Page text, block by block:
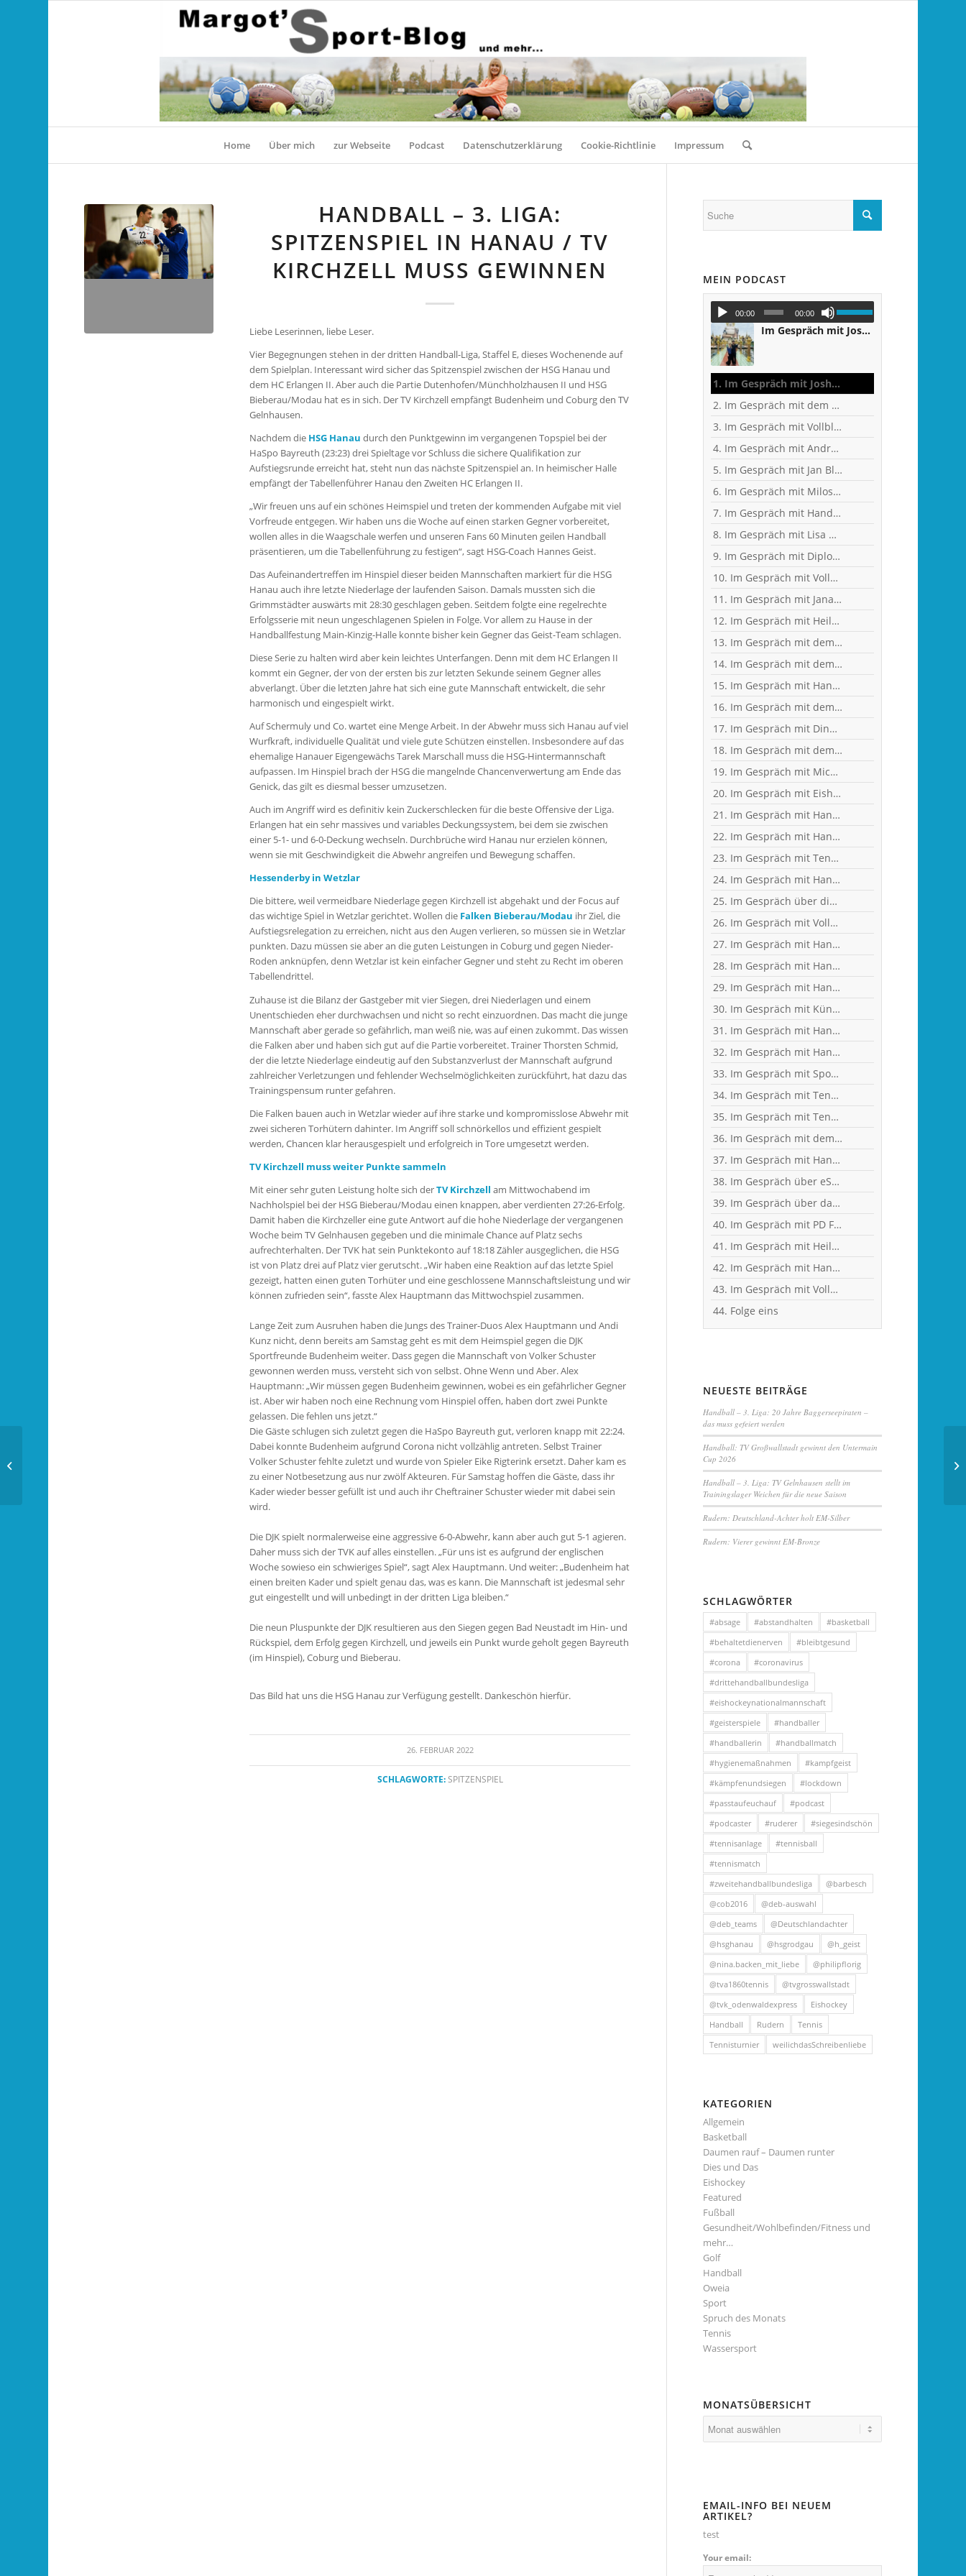
Home Über mich zur Webseite Podcast Datenschutzerklärung Cookie-Richtlinie Impressum
HANDBALL – 3. LIGA:
SPITZENSPIEL IN HANAU / TV
KIRCHZELL MUSS GEWINNEN
Liebe Leserinnen, liebe Leser.
Vier Begegnungen stehen in der dritten Handball-Liga, Staffel E, dieses Wochenende auf
dem Spielplan. Interessant wird sicher das Spitzenspiel zwischen der HSG Hanau und
dem HC Erlangen II. Aber auch die Partie Dutenhofen/Münchholzhausen II und HSG
Bieberau/Modau hat es in sich. Der TV Kirchzell empfängt Budenheim und Coburg den TV
Gelnhausen.
Nachdem die HSG Hanau durch den Punktgewinn im vergangenen Topspiel bei der
HaSpo Bayreuth (23:23) drei Spieltage vor Schluss die sichere Qualifikation zur
Aufstiegsrunde erreicht hat, steht nun das nächste Spitzenspiel an. In heimischer Halle
empfängt der Tabellenführer Hanau den Zweiten HC Erlangen II.
„Wir freuen uns auf ein schönes Heimspiel und treten der kommenden Aufgabe mit viel
Vorfreude entgegen. Wir haben uns die Woche auf einen starken Gegner vorbereitet,
wollen alles in die Waagschale werfen und unseren Fans 60 Minuten geilen Handball
präsentieren, um die Tabellenführung zu festigen“, sagt HSG-Coach Hannes Geist.
Das Aufeinandertreffen im Hinspiel dieser beiden Mannschaften markiert für die HSG
Hanau auch ihre letzte Niederlage der laufenden Saison. Damals mussten sich die
Grimmstädter auswärts mit 28:30 geschlagen geben. Seitdem folgte eine regelrechte
Erfolgsserie mit neun ungeschlagenen Spielen in Folge. Vor allem zu Hause in der
Handballfestung Main-Kinzig-Halle konnte bisher kein Gegner das Geist-Team schlagen.
Diese Serie zu halten wird aber kein leichtes Unterfangen. Denn mit dem HC Erlangen II
kommt ein Gegner, der von der ersten bis zur letzten Sekunde seinem Gegner alles
abverlangt. Über die letzten Jahre hat sich eine gute Mannschaft entwickelt, die sehr
harmonisch und eingespielt wirkt.
Auf Schermuly und Co. wartet eine Menge Arbeit. In der Abwehr muss sich Hanau auf viel
Wurfkraft, individuelle Qualität und viele gute Schützen einstellen. Insbesondere auf das
ehemalige Hanauer Eigengewächs Tarek Marschall muss die HSG-Hintermannschaft
aufpassen. Im Hinspiel brach der HSG die mangelnde Chancenverwertung am Ende das
Genick, das gilt es diesmal besser umzusetzen.
Auch im Angriff wird es definitiv kein Zuckerschlecken für die beste Offensive der Liga.
Erlangen hat ein sehr massives und variables Deckungssystem, bei dem sie zwischen
einer 5-1- und 6-0-Deckung wechseln. Durchbrüche wird Hanau nur erzielen können,
wenn sie mit Geschwindigkeit die Abwehr angreifen und Bewegung schaffen.
Hessenderby in Wetzlar
Die bittere, weil vermeidbare Niederlage gegen Kirchzell ist abgehakt und der Focus auf
das wichtige Spiel in Wetzlar gerichtet. Wollen die Falken Bieberau/Modau ihr Ziel, die
Aufstiegsrelegation zu erreichen, nicht aus den Augen verlieren, so müssen sie in Wetzlar
punkten. Dazu müssen sie aber an die guten Leistungen in Coburg und gegen Nieder-
Roden anknüpfen, denn Wetzlar ist kein einfacher Gegner und steht zu Recht im oberen
Tabellendrittel.
Zuhause ist die Bilanz der Gastgeber mit vier Siegen, drei Niederlagen und einem
Unentschieden eher durchwachsen und nicht so recht einzuordnen. Das macht die junge
Mannschaft aber gerade so gefährlich, man weiß nie, was auf einen zukommt. Das wissen
die Falken aber und haben sich gut auf die Partie vorbereitet. Trainer Thorsten Schmid,
der die letzte Niederlage eindeutig auf den Substanzverlust der Mannschaft aufgrund
zahlreicher Verletzungen und fehlender Wechselmöglichkeiten zurückführt, hat dazu das
Trainingspensum runter gefahren.
Die Falken bauen auch in Wetzlar wieder auf ihre starke und kompromisslose Abwehr mit
zwei sicheren Torhütern dahinter. Im Angriff soll schnörkellos und effizient gespielt
werden, Chancen klar herausgespielt und erfolgreich in Tore umgesetzt werden.
TV Kirchzell muss weiter Punkte sammeln
Mit einer sehr guten Leistung holte sich derTV Kirchzell am Mittwochabend im
Nachholspiel bei der HSG Bieberau/Modau einen knappen, aber verdienten 27:26-Erfolg.
Damit haben die Kirchzeller eine gute Antwort auf die hohe Niederlage der vergangenen
Woche beim TV Gelnhausen gegeben und die minimale Chance auf Platz sechs
aufrechterhalten. Der TVK hat sein Punktekonto auf 18:18 Zähler ausgeglichen, die HSG
ist von Platz drei auf Platz vier gerutscht. „Wir haben eine Reaktion auf das letzte Spiel
gezeigt, hatten einen guten Torhüter und eine geschlossene Mannschaftsleistung und wir
können zufrieden sein“, fasste Alex Hauptmann das Mittwochspiel zusammen.
Lange Zeit zum Ausruhen haben die Jungs des Trainer-Duos Alex Hauptmann und Andi
Kunz nicht, denn bereits am Samstag geht es mit dem Heimspiel gegen die DJK
Sportfreunde Budenheim weiter. Dass gegen die Mannschaft von Volker Schuster
gewonnen werden muss, versteht sich von selbst. Ohne Wenn und Aber. Alex
Hauptmann: „Wir müssen gegen Budenheim gewinnen, wobei es ein gefährlicher Gegner
ist. Aber wir haben noch eine Rechnung vom Hinspiel offen, haben dort zwei Punkte
gelassen. Die fehlen uns jetzt.“
Die Gäste schlugen sich zuletzt gegen die HaSpo Bayreuth gut, verloren knapp mit 22:24.
Dabei konnte Budenheim aufgrund Corona nicht vollzählig antreten. Selbst Trainer
Volker Schuster fehlte zuletzt und wurde von Spieler Eike Rigterink ersetzt. Daher kam es
zu einer Notbesetzung aus nur zwölf Akteuren. Für Samstag hoffen die Gäste, dass ihr
Kader wieder besser gefüllt ist und auch ihr Cheftrainer Schuster wieder mit dabei sein
wird.
Die DJK spielt normalerweise eine aggressive 6-0-Abwehr, kann aber auch gut 5-1 agieren.
Daher muss sich der TVK auf alles einstellen. „Für uns ist es aufgrund der englischen
Woche sowieso ein schwieriges Spiel“, sagt Alex Hauptmann. Und weiter: „Budenheim hat
einen breiten Kader und spielt genau das, was es kann. Die Mannschaft ist jedesmal sehr
gut eingestellt und will unbedingt in der dritten Liga bleiben.“
Die neun Pluspunkte der DJK resultieren aus den Siegen gegen Bad Neustadt im Hin- und
Rückspiel, dem Erfolg gegen Kirchzell, und jeweils ein Punkt wurde geholt gegen Bayreuth
(im Hinspiel), Coburg und Bieberau.
Das Bild hat uns die HSG Hanau zur Verfügung gestellt. Dankeschön hierfür.
26. FEBRUAR 2022
SCHLAGWORTE: SPITZENSPIEL
MEIN PODCAST
00:00 00:00
Im Gespräch mit Joshua Osifo - zwischen Studium, Handball und Weltreise
1. Im Gespräch mit Joshua Osifo - zwischen Studium, Handball und Weltreise
2. Im Gespräch mit dem ehemaligen Fußballer, jetzigen Handball-Fan und KFZ-Techniker-Meister Matthias Rieth
3. Im Gespräch mit Vollblut-Handballer und Personal Trainer Dennis Weit
4. Im Gespräch mit Andreas Kunz, ehemaliger Bundesliga-Spieler, Trainer und Inhaber des MTZ Großwallstadt
5. Im Gespräch mit Jan Blank, ehemaliger Handballer und Kapitän beim Drittligisten TV Kirchzell
6. Im Gespräch mit Milos Putera, Co-Trainer und Torhüter-Trainer beim Erstligisten SC DHfK Leipzig
7. Im Gespräch mit Handball-Trainer Alex Hauptmann
8. Im Gespräch mit Lisa Mößinger - Marketing und Sponsoring Verantwortliche bei den Flames
9. Im Gespräch mit Diplom-Ingenieur und Fitness-Trainer Achim Glaab
10. Im Gespräch mit Vollblut-Handballer Patrick Gempp vom <nobr>TV Großwallstadt</nobr>
11. Im Gespräch mit Jana Pfeil - Gründerin Netzwerk selbständiger Frauen
12. Im Gespräch mit Heilpraktikerin Angelika Rüdel
13. Im Gespräch mit dem ehemaligen TVG-Spieler und Rechtsanwalt Uli Wolf
14. Im Gespräch mit dem ehemaligen Nationaltorhüter, Welt- und Europameister Carsten Lichtlein
15. Im Gespräch mit Handball-Trainer und Diplom-Sportwissenschaftler Ralf Bader
16. Im Gespräch mit dem ehemaligen Handball-Junioren-Nationalspieler Tom Spieß
17. Im Gespräch mit Dino Corak, Kreisläufer beim Handball-Zweitligisten TV Großwallstadt
18. Im Gespräch mit dem ehemaligen Handball-Junioren-Nationalspieler Lars Spieß
19. Im Gespräch mit Michael Spatz, Geschäftsführer des Handball-Zweitligisten TV Großwallstadt
20. Im Gespräch mit Eishockey-"Neu"-Bundestrainer Harold Kreis
21. Im Gespräch mit Handball-Torhüter Can Adanir
22. Im Gespräch mit Handball-Teammanagerin Nina Mattes
23. Im Gespräch mit Tennisprofi Marvin Netuschil
24. Im Gespräch mit Handball-Welt- und Europameister Carsten Lichtlein
25. Im Gespräch über dies und das mit Heilpraktikerin Angelika Rüdel
26. Im Gespräch mit Vollblut-Handballer Florian Eisenträger
27. Im Gespräch mit Handball-Torhüter Jan-Steffen Redwitz
28. Im Gespräch mit Handball-Nationaltorhüterin Isabell Roch
29. Im Gespräch mit Handball-Jugendkoordinator und Trainer Christian Plesser
30. Im Gespräch mit Künstler und Sänger Frank Keller
31. Im Gespräch mit Handballerin Emy van Wingerden
32. Im Gespräch mit Handball-Torhüterin Sabine Englert
33. Im Gespräch mit Sportwissenschaftler Ralf Brandt - Hirntumor und Sport
34. Im Gespräch mit Tennistrainer Christoph Meyer
35. Im Gespräch mit Tennisspielerin Sophia Luisa Niemeyer
36. Im Gespräch mit dem ehemaligen Handballer und jetzigen Wanderführer Arndt Morawe
37. Im Gespräch mit Handball-Nationaltorhüterin Ann-Cathrin Giegerich
38. Im Gespräch über eSports mit Benjamin Engler, Consultant und Dozent
39. Im Gespräch über das Corona-Virus mit Heilpraktikerin Angelika Rüdel
40. Im Gespräch mit PD Frau Dr. Wiewrodt - Hirntumor und Sport
41. Im Gespräch mit Heilpraktikerin Angelika Rüdel
42. Im Gespräch mit Handball-Trainer Tobias Milde
43. Im Gespräch mit Vollblut-Handballer Michael Spatz
44. Folge eins
NEUESTE BEITRÄGE
Handball – 3. Liga: 20 Jahre Baggerseepiraten –
das muss gefeiert werden
Handball: TV Großwallstadt gewinnt den Untermain
Cup 2026
Handball – 3. Liga: TV Gelnhausen stellt im
Trainingslager Weichen für die neue Saison
Rudern: Deutschland-Achter holt EM-Silber
Rudern: Vierer gewinntEM-Bronze
SCHLAGWÖRTER
#absage #abstandhalten
#basketball
#behaltetdienerven
#bleibtgesund
#corona
#coronavirus
#drittehandballbundesliga
#eishockeynationalmannschaft
#geisterspiele
#handballer
#handballerin
#handballmatch
#hygienemaßnahmen
#kampfgeist
#kämpfenundsiegen
#lockdown
#passtaufeuchauf
#podcast
#podcaster
#ruderer
#siegesindschön
#tennisanlage
#tennisball
#tennismatch
#zweitehandballbundesliga
@barbesch
@cob2016
@deb-auswahl
@deb_teams
@Deutschlandachter
@hsghanau
@hsgrodgau
@h_geist
@nina.backen_mit_liebe
@philipflorig
@tva1860tennis
@tvgrosswallstadt
@tvk_odenwaldexpress
Eishockey
Handball
Rudern
Tennis
Tennisturnier
weilichdasSchreibenliebe
KATEGORIEN
Allgemein
Basketball
Daumen rauf – Daumen runter
Dies und Das
Eishockey
Featured
Fußball
Gesundheit/Wohlbefinden/Fitness und
mehr…
Golf
Handball
Oweia
Sport
Spruch des Monats
Tennis
Wassersport
MONATSÜBERSICHT
EMAIL-INFO BEI NEUEM
ARTIKEL?
test
Your email: